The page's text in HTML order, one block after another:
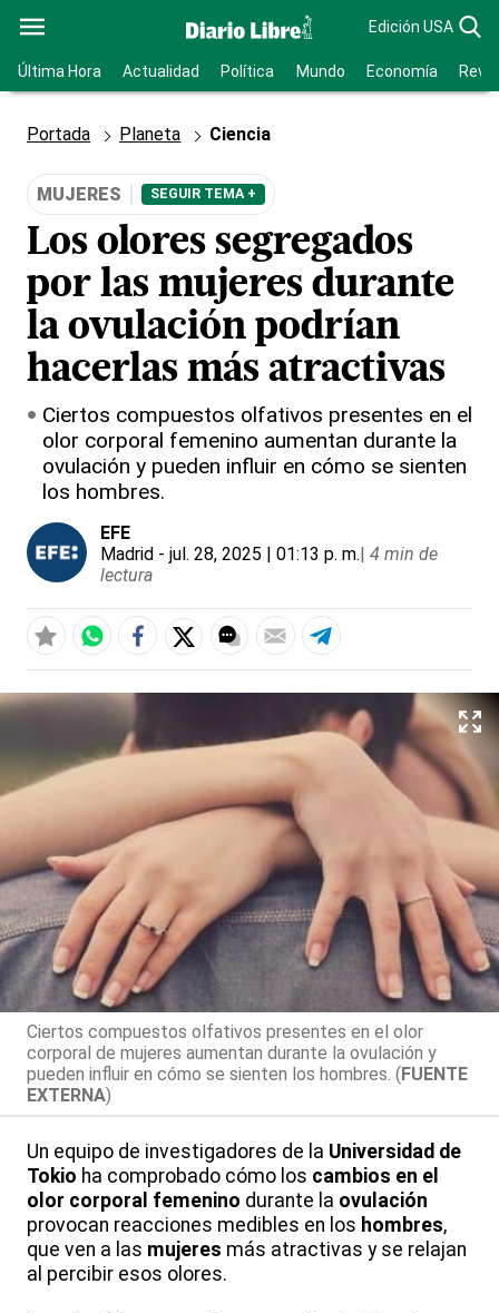
Edición USA
Última Hora Actualidad Política Mundo Economía
Portada Planeta Ciencia
MUJERES SEGUIR TEMA +
Los olores segregados
por las mujeres durante
la ovulación podrían
hacerlas más atractivas
Ciertos compuestos olfativos presentes en el
olor corporal femenino aumentan durante la
ovulación y pueden influir en cómo se sienten
los hombres.
EFE
Madrid - jul. 28, 2025 | 01:13 p. m.| 4 min de
lectura
Ciertos compuestos olfativos presentes en el olor
corporal de mujeres aumentan durante la ovulación y
pueden influir en cómo se sienten los hombres. (FUENTE
EXTERNA)
Un equipo de investigadores de la Universidad de
Tokio ha comprobado cómo los cambios en el
olor corporal femenino durante la ovulación
provocan reacciones medibles en los hombres,
que ven a las mujeres más atractivas y se relajan
al percibir esos olores.